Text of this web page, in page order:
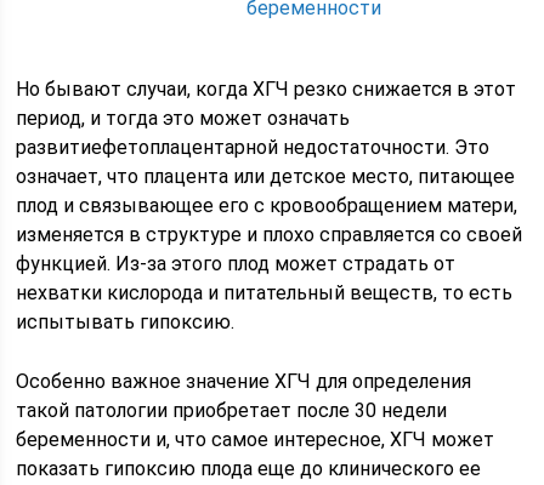
беременности
Но бывают случаи, когда ХГЧ резко снижается в этот
период, и тогда это может означать
развитиефетоплацентарной недостаточности. Это
означает, что плацента или детское место, питающее
плод и связывающее его с кровообращением матери,
изменяется в структуре и плохо справляется со своей
функцией. Из-за этого плод может страдать от
нехватки кислорода и питательный веществ, то есть
испытывать гипоксию.
Особенно важное значение ХГЧ для определения
такой патологии приобретает после 30 недели
беременности и, что самое интересное, ХГЧ может
показать гипоксию плода еще до клинического ее